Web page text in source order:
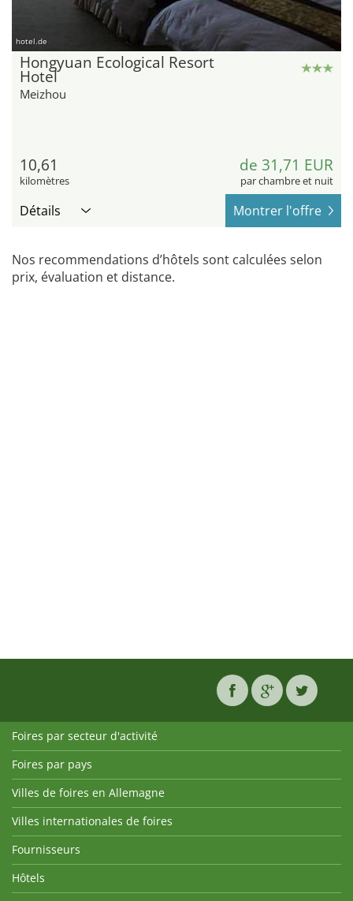
hotel.de
Hongyuan Ecological Resort
Hotel
Meizhou
10,61
kilomètres
de 31,71 EUR
par chambre et nuit
Détails Montrer l'offre
Nos recommendations d’hôtels sont calculées selon
prix, évaluation et distance.
Foires par secteur d'activité
Foires par pays
Villes de foires en Allemagne
Villes internationales de foires
Fournisseurs
Hôtels